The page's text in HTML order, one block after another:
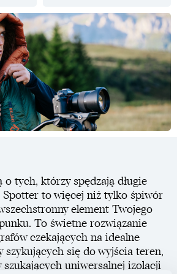
o tych, którzy spędzają długie
Spotter to więcej niż tylko śpiwór
element Twojego
To świetne rozwiązanie
czekających na idealne
szykujących się do wyjścia teren,
uniwersalnej izolacji